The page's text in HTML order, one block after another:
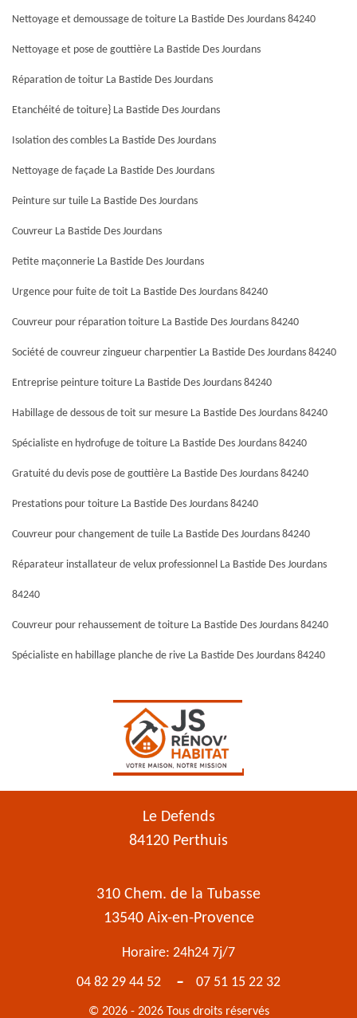
Nettoyage et demoussage de toiture La Bastide Des Jourdans 84240
Nettoyage et pose de gouttière La Bastide Des Jourdans
Réparation de toitur La Bastide Des Jourdans
Etanchéité de toiture} La Bastide Des Jourdans
Isolation des combles La Bastide Des Jourdans
Nettoyage de façade La Bastide Des Jourdans
Peinture sur tuile La Bastide Des Jourdans
Couvreur La Bastide Des Jourdans
Petite maçonnerie La Bastide Des Jourdans
Urgence pour fuite de toit La Bastide Des Jourdans 84240
Couvreur pour réparation toiture La Bastide Des Jourdans 84240
Société de couvreur zingueur charpentier La Bastide Des Jourdans 84240
Entreprise peinture toiture La Bastide Des Jourdans 84240
Habillage de dessous de toit sur mesure La Bastide Des Jourdans 84240
Spécialiste en hydrofuge de toiture La Bastide Des Jourdans 84240
Gratuité du devis pose de gouttière La Bastide Des Jourdans 84240
Prestations pour toiture La Bastide Des Jourdans 84240
Couvreur pour changement de tuile La Bastide Des Jourdans 84240
Réparateur installateur de velux professionnel La Bastide Des Jourdans
84240
Couvreur pour rehaussement de toiture La Bastide Des Jourdans 84240
Spécialiste en habillage planche de rive La Bastide Des Jourdans 84240
Le Defends
84120 Perthuis
310 Chem. de la Tubasse
13540 Aix-en-Provence
Horaire: 24h24 7j/7
04 82 29 44 52
- 07 51 15 22 32
© 2026 - 2026 Tous droits réservés